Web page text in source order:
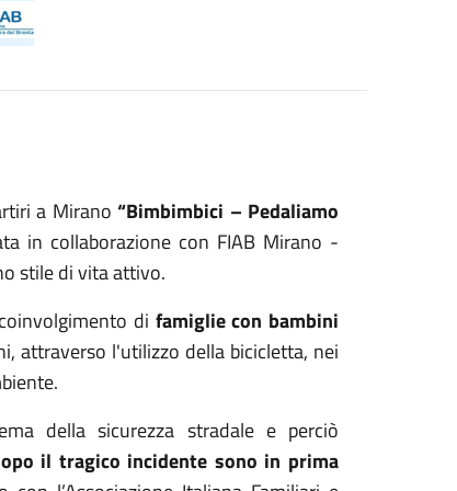
a Mirano“Bimbimbici – Pedaliamo
in collaborazione con FIAB Mirano -
stile di vita attivo.
di famiglie con bambini
attraverso l'utilizzo della bicicletta, nei
della sicurezza stradale e perciò
il tragico incidente sono in prima